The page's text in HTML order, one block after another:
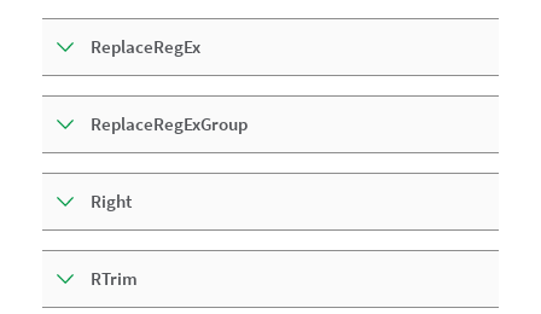
ReplaceRegEx
ReplaceRegExGroup
Right
RTrim